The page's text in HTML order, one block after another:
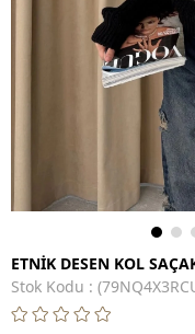
ETNİK DESEN KOL
Stok Kodu